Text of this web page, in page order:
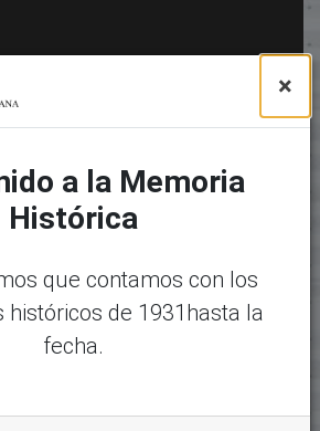
×
a la Memoria
Histórica
que contamos con los
históricos de 1931hasta la
fecha.